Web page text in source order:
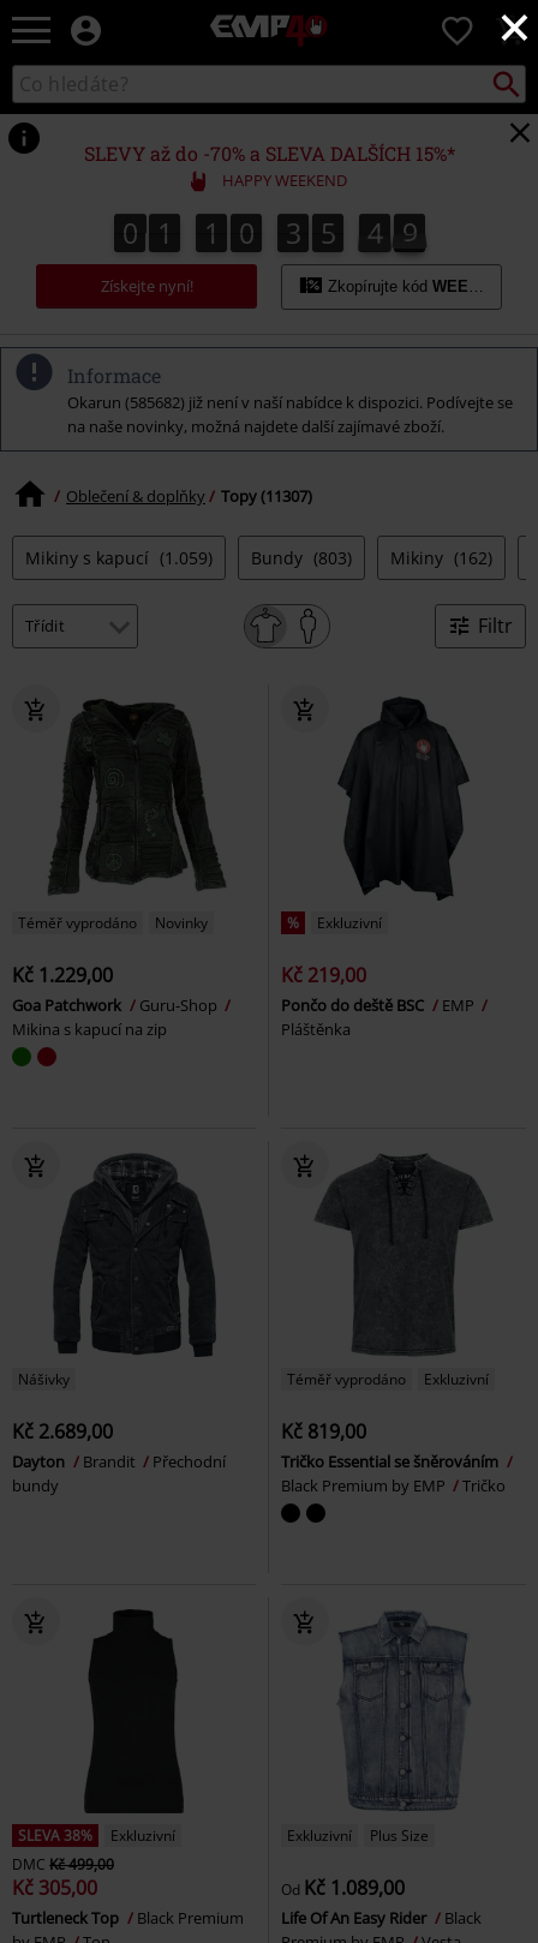
×
EMP
Hudba,
filmy
&
seriály,
Merch
pro
hráče,
Alternativní
móda
0
Katalog
vyhledávání
SLEVY až do -70% a SLEVA DALŠÍCH 15%*
HAPPY WEEKEND
0
0 1
1 1
1 0
0 3
3 5
5 4
5
4 7
8
7
9
8
Získejte nyní! Zkopírujte kód WEEKEND
Informace
Okarun (585682) již není v naší nabídce k dispozici. Podívejte se
na naše novinky, možná najdete další zajímavé zboží.
Oblečení & doplňky Topy (11307)
Mikiny s kapucí (1.059) Bundy (803) Mikiny (162)
Filtr
Téměř vyprodáno Novinky
Kč 1.229,00
Goa Patchwork
Guru-Shop
Mikina s kapucí na zip
% Exkluzivní
Kč 219,00
Pončo do deště BSC
EMP
Pláštěnka
Nášivky
Kč 2.689,00
Dayton Brandit
Přechodní
bundy
Téměř vyprodáno Exkluzivní
Kč 819,00
Tričko Essential se šněrováním
Black Premium by EMP
Tričko
SLEVA 38%
Exkluzivní
DMC Kč 499,00
Kč 305,00
Turtleneck Top
Black Premium
Exkluzivní Plus Size
Od Kč 1.089,00
Life Of An Easy Rider
Black